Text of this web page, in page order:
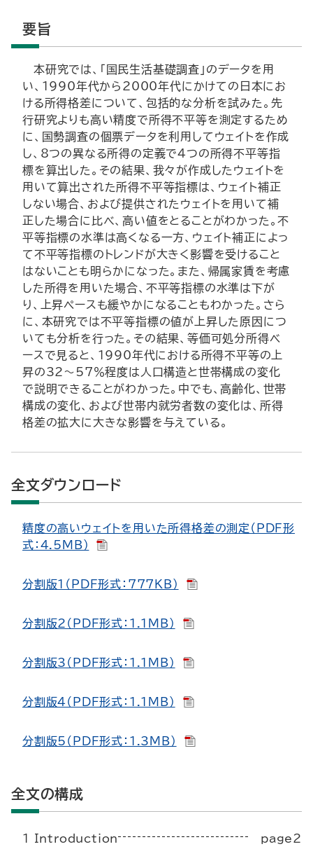
要旨
本研究では、「国民生活基礎調査」のデータを用
い、1990年代から2000年代にかけての日本にお
ける所得格差について、包括的な分析を試みた。先
行研究よりも高い精度で所得不平等を測定するため
に、国勢調査の個票データを利用してウェイトを作成
し、8つの異なる所得の定義で4つの所得不平等指
標を算出した。その結果、我々が作成したウェイトを
用いて算出された所得不平等指標は、ウェイト補正
しない場合、および提供されたウェイトを用いて補
正した場合に比べ、高い値をとることがわかった。不
平等指標の水準は高くなる一方、ウェイト補正によっ
て不平等指標のトレンドが大きく影響を受けること
はないことも明らかになった。また、帰属家賃を考慮
した所得を用いた場合、不平等指標の水準は下が
り、上昇ペースも緩やかになることもわかった。さら
に、本研究では不平等指標の値が上昇した原因につ
いても分析を行った。その結果、等価可処分所得ベ
ースで見ると、1990年代における所得不平等の上
昇の32～57％程度は人口構造と世帯構成の変化
で説明できることがわかった。中でも、高齢化、世帯
構成の変化、および世帯内就労者数の変化は、所得
格差の拡大に大きな影響を与えている。
全文ダウンロード
精度の高いウェイトを用いた所得格差の測定（PDF形
式：4.5MB）
分割版1（PDF形式：777KB）
分割版2（PDF形式：1.1MB）
分割版3（PDF形式：1.1MB）
分割版4（PDF形式：1.1MB）
分割版5（PDF形式：1.3MB）
全文の構成
1 Introduction page2